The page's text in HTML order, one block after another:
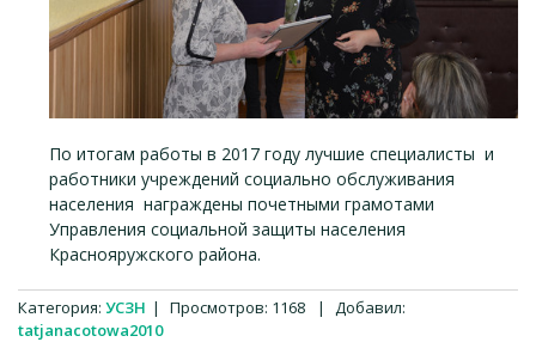
По итогам работы в 2017 году лучшие специалисты и
работники учреждений социально обслуживания
населения награждены почетными грамотами
Управления социальной защиты населения
Краснояружского района.
Категория: УСЗН | Просмотров: 1168 | Добавил:
tatjanacotowa2010